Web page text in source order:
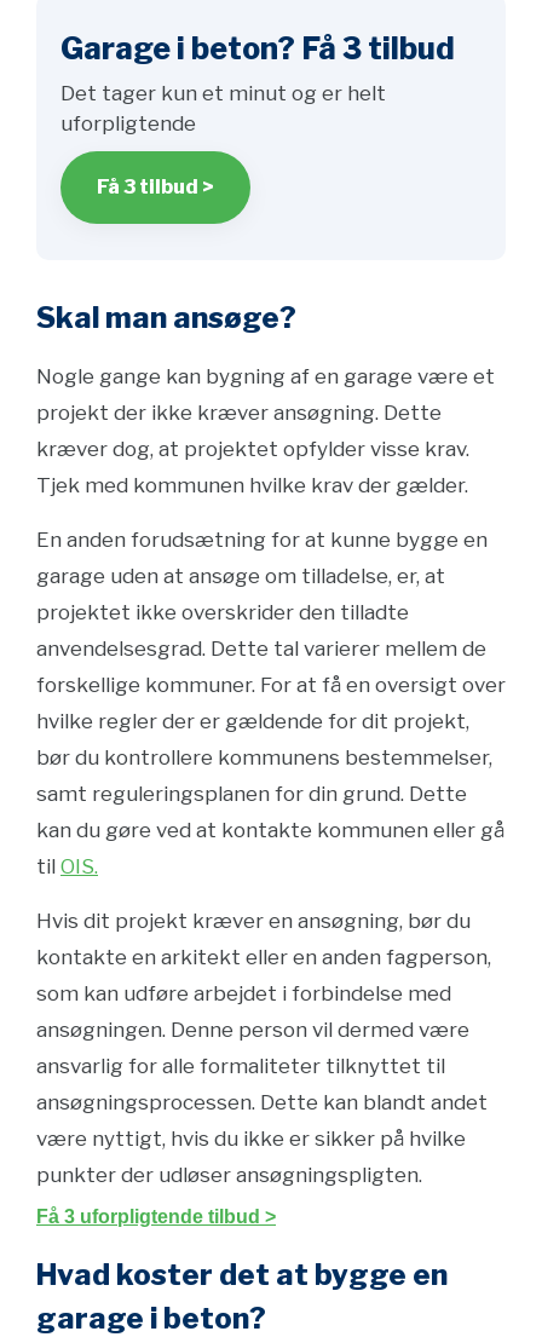
Garage i beton? Få 3 tilbud
Det tager kun et minut og er helt
uforpligtende
Få 3 tilbud >
Skal man ansøge?
Nogle gange kan bygning af en garage være et
projekt der ikke kræver ansøgning. Dette
kræver dog, at projektet opfylder visse krav.
Tjek med kommunen hvilke krav der gælder.
En anden forudsætning for at kunne bygge en
garage uden at ansøge om tilladelse, er, at
projektet ikke overskrider den tilladte
anvendelsesgrad. Dette tal varierer mellem de
forskellige kommuner. For at få en oversigt over
hvilke regler der er gældende for dit projekt,
bør du kontrollere kommunens bestemmelser,
samt reguleringsplanen for din grund. Dette
kan du gøre ved at kontakte kommunen eller gå
til OIS.
Hvis dit projekt kræver en ansøgning, bør du
kontakte en arkitekt eller en anden fagperson,
som kan udføre arbejdet i forbindelse med
ansøgningen. Denne person vil dermed være
ansvarlig for alle formaliteter tilknyttet til
ansøgningsprocessen. Dette kan blandt andet
være nyttigt, hvis du ikke er sikker på hvilke
punkter der udløser ansøgningspligten.
Få 3 uforpligtende tilbud >
Hvad koster det at bygge en
garage i beton?